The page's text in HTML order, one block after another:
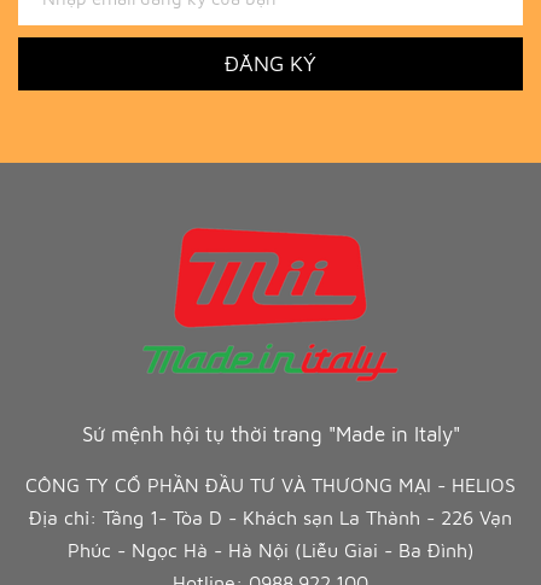
ĐĂNG KÝ
Sứ mệnh hội tụ thời trang "Made in Italy"
CÔNG TY CỔ PHẦN ĐẦU TƯ VÀ THƯƠNG MẠI - HELIOS
Địa chỉ: Tầng 1- Tòa D - Khách sạn La Thành - 226 Vạn
Phúc - Ngọc Hà - Hà Nội (Liễu Giai - Ba Đình)